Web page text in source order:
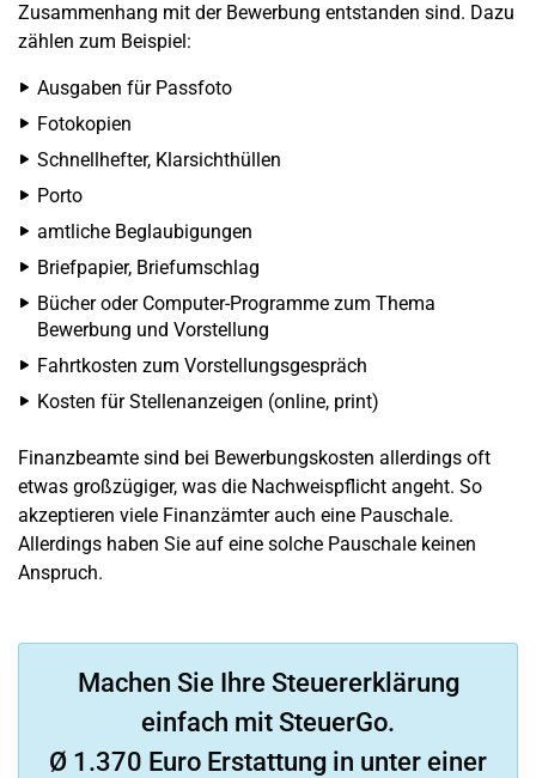
Zusammenhang mit der Bewerbung entstanden sind. Dazu
zählen zum Beispiel:
Ausgaben für Passfoto
Fotokopien
Schnellhefter, Klarsichthüllen
Porto
amtliche Beglaubigungen
Briefpapier, Briefumschlag
Bücher oder Computer-Programme zum Thema
Bewerbung und Vorstellung
Fahrtkosten zum Vorstellungsgespräch
Kosten für Stellenanzeigen (online, print)
Finanzbeamte sind bei Bewerbungskosten allerdings oft
etwas großzügiger, was die Nachweispflicht angeht. So
akzeptieren viele Finanzämter auch eine Pauschale.
Allerdings haben Sie auf eine solche Pauschale keinen
Anspruch.
Machen Sie Ihre Steuererklärung
einfach mit SteuerGo.
Ø 1.370 Euro Erstattung in unter einer